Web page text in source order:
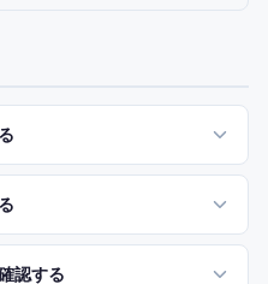
認する